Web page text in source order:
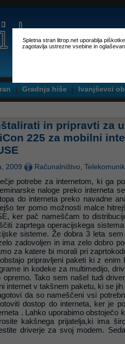
Spletna stran litrop.net uporablja
zagotavlja ustrezne vsebine in
Gradnja hiše Ivanjševci
in pripravti za
225 za mobilni
2009 Računalništvo,
potrebe za internetom, ki ga
naloge preko interneta
do interneta preko navadne
ter pomo možnosti malce
ker pač nameščam to
zaprtega operacijskega
sisteme. Že dobra 3 leta
zadovoljen in ima zelo dobro
za katere bi morali pri
pripravljeni paketi ki z
in kodeke za multimedijo,
opremo. Tako sem našel tudi
internet v takšnem paketu, ki se
da so nameščeni vsi
dostop do interneta, ker je
. Lahko uporabimo obstoječo
kakšnega prijatelja,ki ima
driverje za svoj modem.